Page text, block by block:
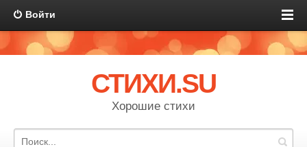
Войти
СТИХИ.SU
Хорошие стихи